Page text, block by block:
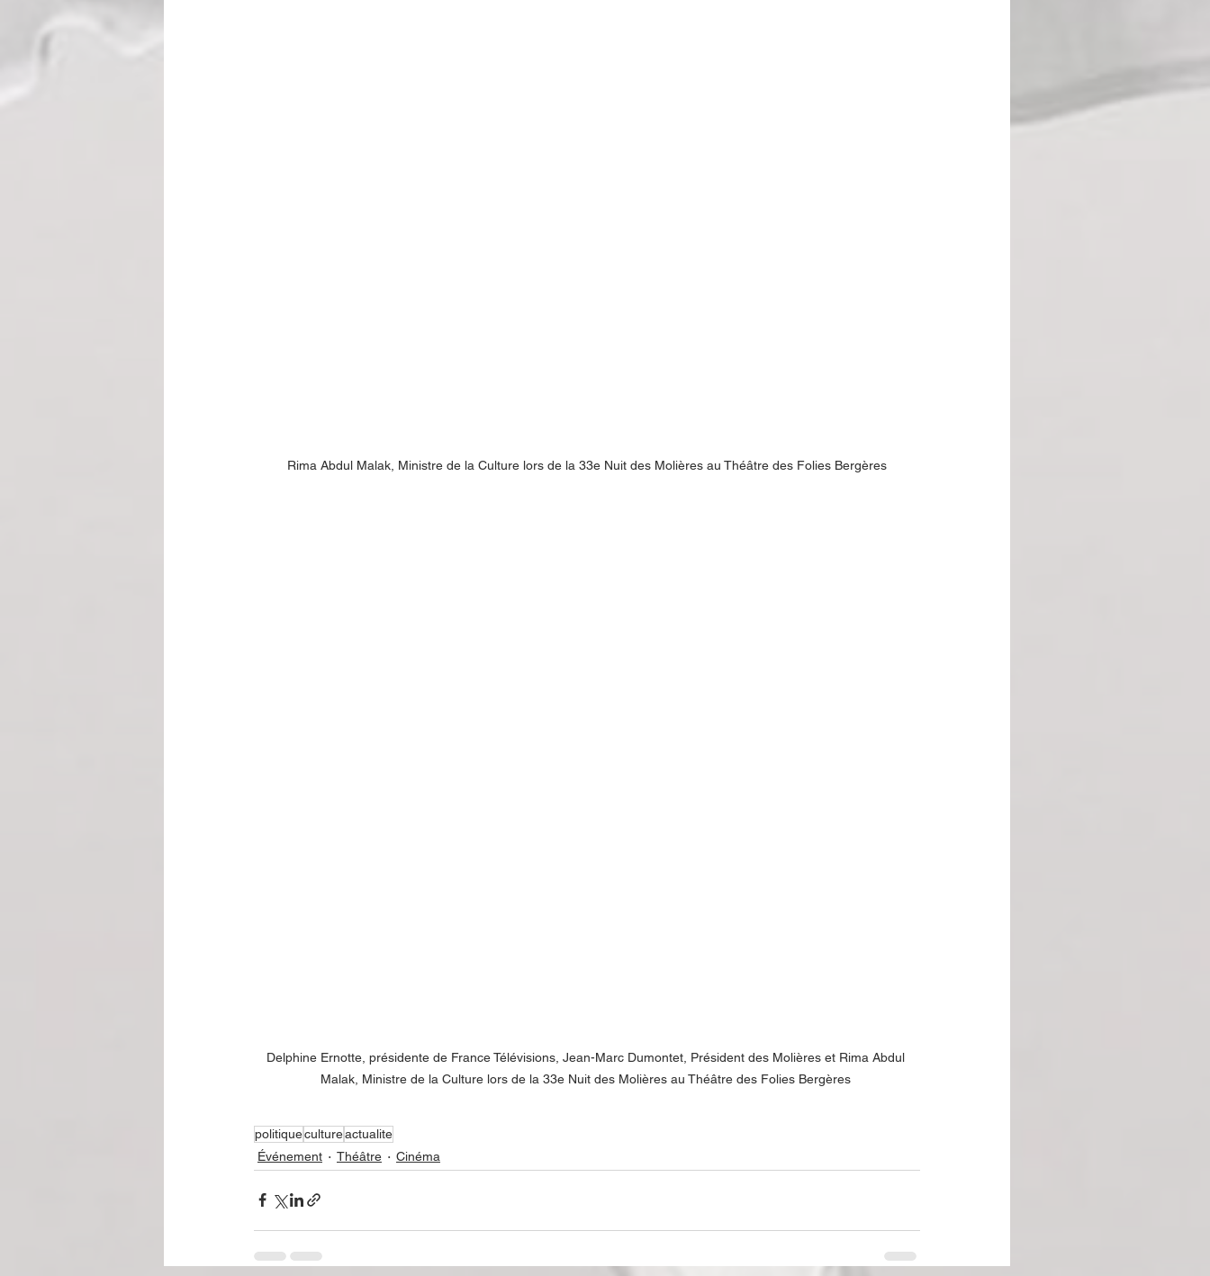
Rima Abdul Malak, Ministre de la Culture lors de la 33e Nuit des Molières au Théâtre des Folies Bergères
Delphine Ernotte, présidente de France Télévisions, Jean-Marc Dumontet, Président des Molières et Rima Abdul
Malak, Ministre de la Culture lors de la 33e Nuit des Molières au Théâtre des Folies Bergères
politiquecultureactualite
Événement
Théâtre Cinéma